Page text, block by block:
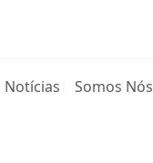
Notícias Somos Nós